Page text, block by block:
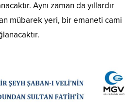
Aynı zaman da yıllardır
mübarek yeri, bir emaneti cami